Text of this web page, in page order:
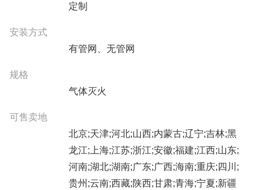
定制
安装方式
有管网、无管网
规格
气体灭火
可售卖地
北京;天津;河北;山西;内蒙古;辽宁;吉林;黑
龙江;上海;江苏;浙江;安徽;福建;江西;山东;
河南;湖北;湖南;广东;广西;海南;重庆;四川;
贵州;云南;西藏;陕西;甘肃;青海;宁夏;新疆